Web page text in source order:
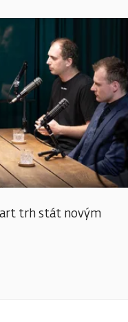
trh stát novým